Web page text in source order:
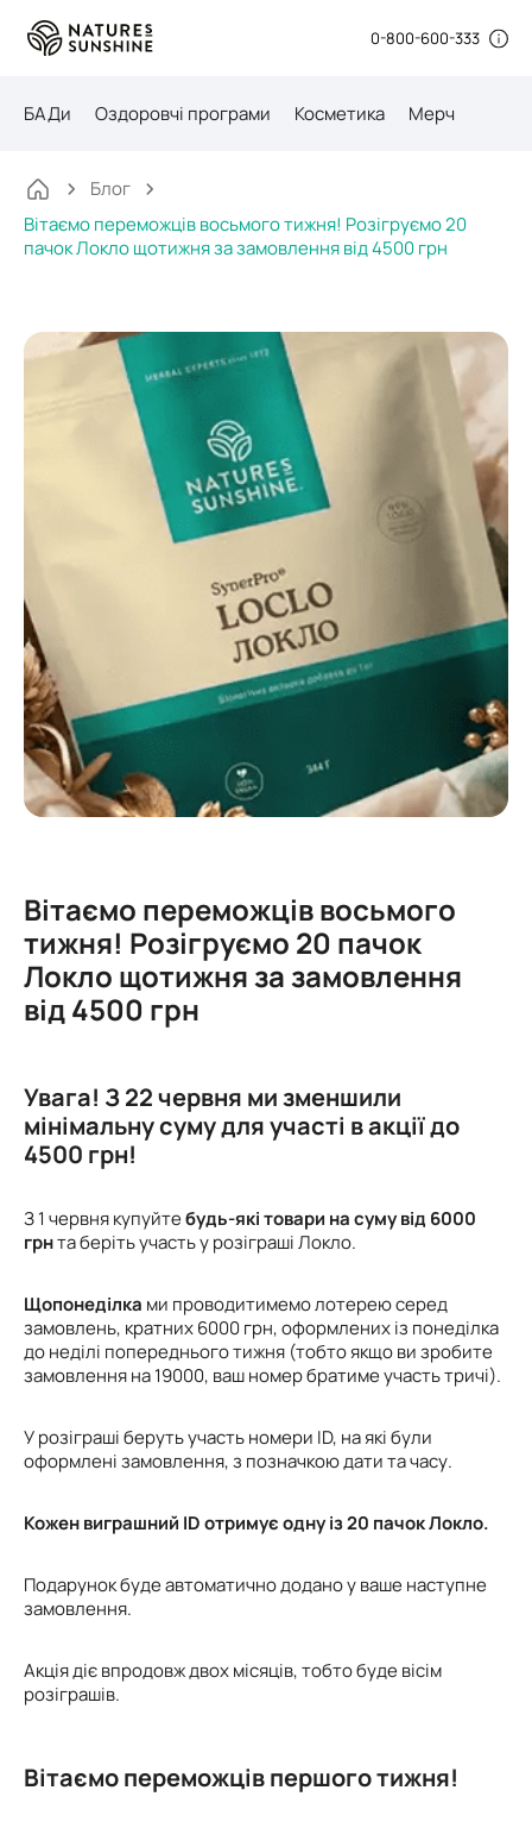
0-800-600-333
БАДи Оздоровчі програми Косметика Мерч
Блог
Вітаємо переможців восьмого тижня! Розігруємо 20
пачок Локло щотижня за замовлення від 4500 грн
Вітаємо переможців восьмого
тижня! Розігруємо 20 пачок
Локло щотижня за замовлення
від 4500 грн
Увага! З 22 червня ми зменшили
мінімальну суму для участі в акції до
4500 грн!
З 1 червня купуйтебудь-які товари на суму від 6000
грнта беріть участь у розіграші Локло.
Щопонеділка ми проводитимемо лотерею серед
замовлень, кратних 6000 грн, оформлених із понеділка
до неділі попереднього тижня (тобто якщо ви зробите
замовлення на 19000, ваш номер братиме участь тричі).
У розіграші беруть участь номери ID, на які були
оформлені замовлення, з позначкою дати та часу.
Кожен виграшний ID отримує одну із 20 пачок Локло.
Подарунок буде автоматично додано у ваше наступне
замовлення.
Акція діє впродовж двох місяців, тобто буде вісім
розіграшів.
Вітаємо переможців першого тижня!